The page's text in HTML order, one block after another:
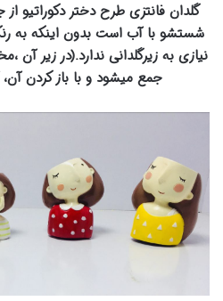
گلدان فانتزی طرح دختر دکوراتیو
شستشو با آب است بدون اینکه به
نیازی به زیرگلدانی ندارد.(در زیر
جمع میشود و با باز کردن